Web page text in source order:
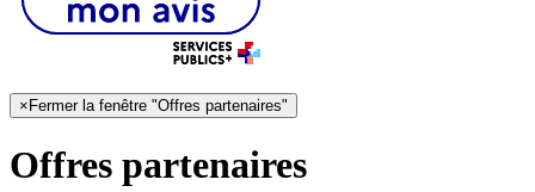
× Fermer la fenêtre "Offres partenaires"
Offres partenaires